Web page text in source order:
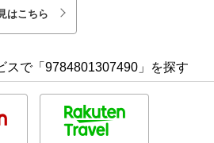
はこちら
スで「9784801307490」を探す